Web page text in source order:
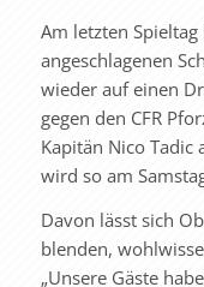
Am letzten
angeschlagenen
wieder auf einen
gegen den CFR
Kapitän Nico Tadic
wird so am
Davon lässt sich
blenden,
„Unsere Gäste